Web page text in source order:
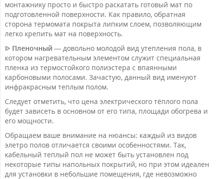
монтажнику просто и быстро раскатать готовый мат по
подготовленной поверхности. Как правило, обратная
сторона термомата покрыта липким слоем, позволяющим
легко крепить мат на поверхность.
ᐉ Пленочный — довольно молодой вид утепления пола, в
котором нагревательным элементом служит специальная
пленка из термостойкого полиэстера с впаянными
карбоновыми полосами. Зачастую, данный вид именуют
инфракрасным теплым полом.
Следует отметить, что цена электрического тёплого пола
будет зависеть в основном от его типа, площади обогрева и
его мощности.
Обращаем ваше внимание на нюансы: каждый из видов
элетро полов отличается своими особенностями. Так,
кабельный теплый пол не может быть установлен под
некоторые типы напольных покрытий, но при этом идеален
для установки в небольшие помещения, где невозможно